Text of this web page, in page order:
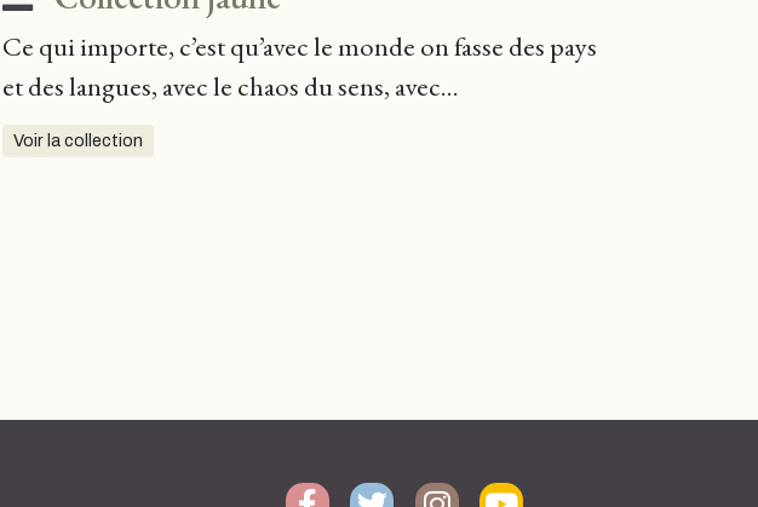
Ce qui importe, c’est qu’avec le monde on fasse des pays
et des langues, avec le chaos du sens, avec...
Voir la collection